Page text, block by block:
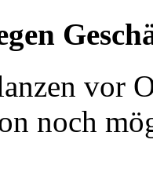
vor
noch